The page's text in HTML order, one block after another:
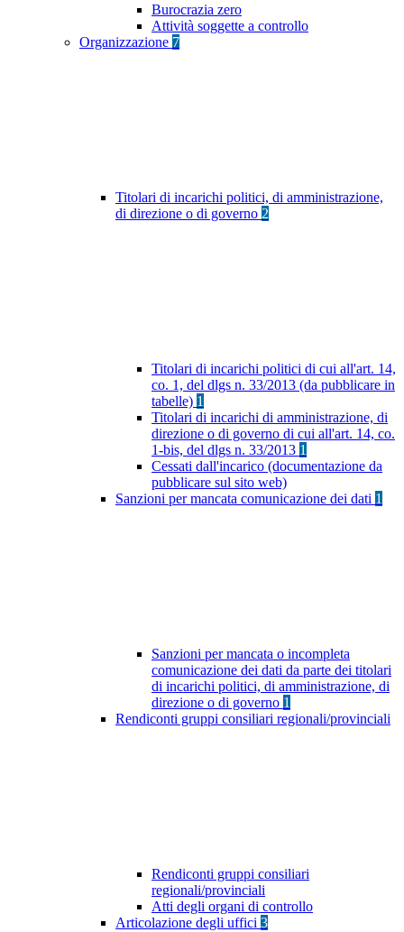
Burocrazia zero
Attività soggette a controllo
Organizzazione 7
Titolari di incarichi politici, di amministrazione,
di direzione o di governo 2
Titolari di incarichi politici di cui all'art. 14,
co. 1, del dlgs n. 33/2013 (da pubblicare in
tabelle) 1
Titolari di incarichi di amministrazione, di
direzione o di governo di cui all'art. 14, co.
1-bis, del dlgs n. 33/2013 1
Cessati dall'incarico (documentazione da
pubblicare sul sito web)
Sanzioni per mancata comunicazione dei dati 1
Sanzioni per mancata o incompleta
comunicazione dei dati da parte dei titolari
di incarichi politici, di amministrazione, di
direzione o di governo 1
Rendiconti gruppi consiliari regionali/provinciali
Rendiconti gruppi consiliari
regionali/provinciali
Atti degli organi di controllo
Articolazione degli uffici 3